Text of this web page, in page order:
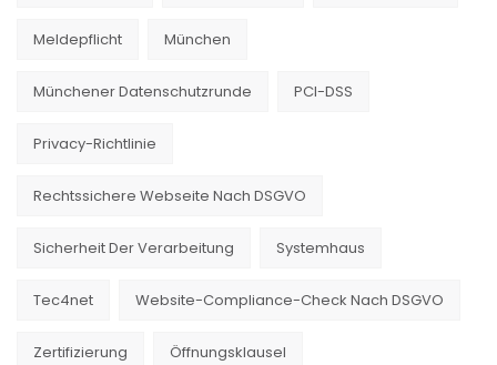
Meldepflicht München
Münchener Datenschutzrunde PCI-DSS
Privacy-Richtlinie
Rechtssichere Webseite Nach DSGVO
Sicherheit Der Verarbeitung Systemhaus
Tec4net Website-Compliance-Check Nach DSGVO
Zertifizierung Öffnungsklausel